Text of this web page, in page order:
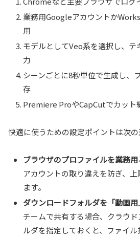
業務用Googleアカウントか
用
モデルとしてVeo系を選択し、
力
シーンごとに8秒単位で生成し、
存
Premiere ProやCapCutでカット
快適に使うための設定ポイントは次の
ブラウザのプロファイルを業務
アカウントの取り違えを防ぎ、
ます。
ダウンロードフォルダを「動画
チームで共有する場合、クラウ
ルダを指定しておくと、ファイ